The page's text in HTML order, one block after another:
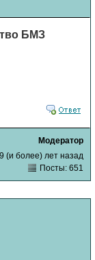
БМЗ
Модератор
9 (и более) лет назад
Посты: 651